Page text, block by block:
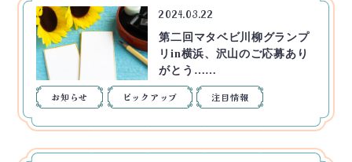
2024.03.22
第二回マタベビ川柳グランプ
リin横浜、沢山のご応募あり
がとう……
お知らせ ピックアップ 注目情報